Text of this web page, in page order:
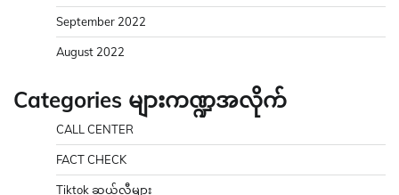
September 2022
August 2022
Categories များကဏ္ဍအလိုက်
CALL CENTER
FACT CHECK
Tiktok ဆယ်လီများ